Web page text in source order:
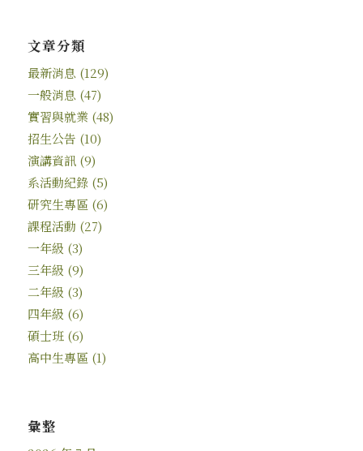
文章分類
最新消息 (129)
一般消息 (47)
實習與就業(48)
招生公告 (10)
演講資訊(9)
系活動紀錄(5)
研究生專區 (6)
課程活動 (27)
一年級 (3)
三年級 (9)
二年級 (3)
四年級 (6)
碩士班(6)
高中生專區 (1)
彙整